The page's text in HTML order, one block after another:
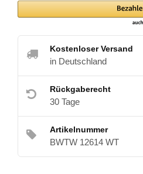
Kostenloser Versand
in Deutschland
Rückgaberecht
30 Tage
Artikelnummer
BWTW 12614 WT